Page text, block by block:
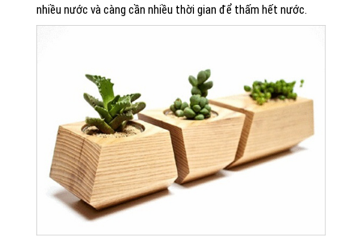
nhiều nước và càng cần nhiều thời gian để thấm hết nước.